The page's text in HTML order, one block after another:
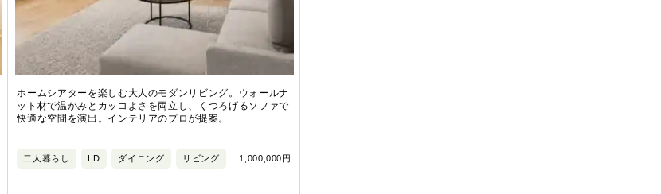
ホームシアターを楽しむ大人のモダンリビング。ウォールナ
ット材で温かみとカッコよさを両立し、くつろげるソファで
快適な空間を演出。インテリアのプロが提案。
1,000,000円
二人暮らし LD ダイニング リビング